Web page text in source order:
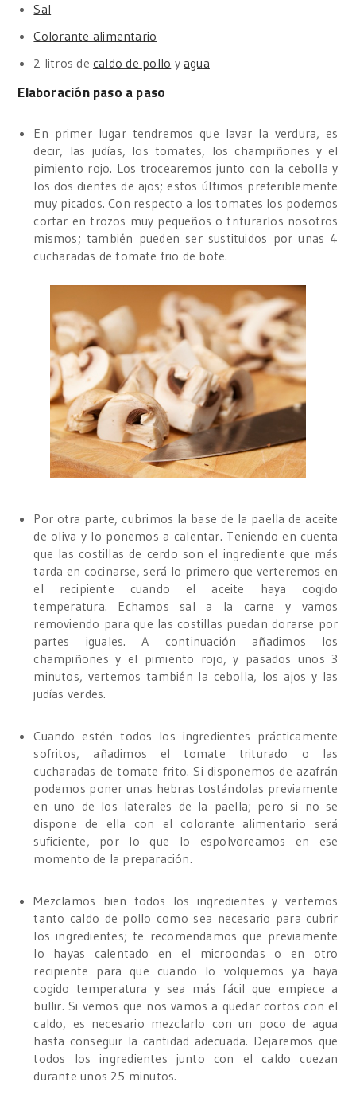
Sal
Colorante alimentario
2 litros de caldo de pollo y agua
Elaboración paso a paso
En primer lugar tendremos que lavar la verdura, es
decir, las judías, los tomates, los champiñones y el
pimiento rojo. Los trocearemos junto con la cebolla y
los dos dientes de ajos; estos últimos preferiblemente
muy picados. Con respecto a los tomates los podemos
cortar en trozos muy pequeños o triturarlos nosotros
mismos; también pueden ser sustituidos por unas 4
cucharadas de tomate frio de bote.
Por otra parte, cubrimos la base de la paella de aceite
de oliva y lo ponemos a calentar. Teniendo en cuenta
que las costillas de cerdo son el ingrediente que más
tarda en cocinarse, será lo primero que verteremos en
el recipiente cuando el aceite haya cogido
temperatura. Echamos sal a la carne y vamos
removiendo para que las costillas puedan dorarse por
partes iguales. A continuación añadimos los
champiñones y el pimiento rojo, y pasados unos 3
minutos, vertemos también la cebolla, los ajos y las
judías verdes.
Cuando estén todos los ingredientes prácticamente
sofritos, añadimos el tomate triturado o las
cucharadas de tomate frito. Si disponemos de azafrán
podemos poner unas hebras tostándolas previamente
en uno de los laterales de la paella; pero si no se
dispone de ella con el colorante alimentario será
suficiente, por lo que lo espolvoreamos en ese
momento de la preparación.
Mezclamos bien todos los ingredientes y vertemos
tanto caldo de pollo como sea necesario para cubrir
los ingredientes; te recomendamos que previamente
lo hayas calentado en el microondas o en otro
recipiente para que cuando lo volquemos ya haya
cogido temperatura y sea más fácil que empiece a
bullir. Si vemos que nos vamos a quedar cortos con el
caldo, es necesario mezclarlo con un poco de agua
hasta conseguir la cantidad adecuada. Dejaremos que
todos los ingredientes junto con el caldo cuezan
durante unos 25 minutos.